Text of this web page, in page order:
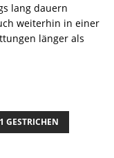
lang dauern
weiterhin in einer
länger als
GESTRICHEN